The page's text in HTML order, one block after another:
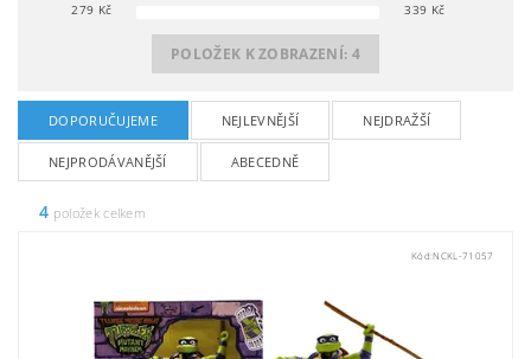
279 Kč 339 Kč
POLOŽEK K ZOBRAZENÍ: 4
DOPORUČUJEME NEJLEVNĚJŠÍ NEJDRAŽŠÍ
NEJPRODÁVANĚJŠÍ ABECEDNĚ
4 položek celkem
Kód:NCKL-71057